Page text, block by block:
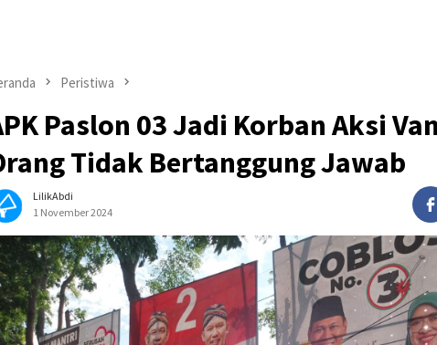
Peristiwa
Paslon 03 Jadi Korban Aksi
Tidak Bertanggung Jawab
LilikAbdi
1 November 2024